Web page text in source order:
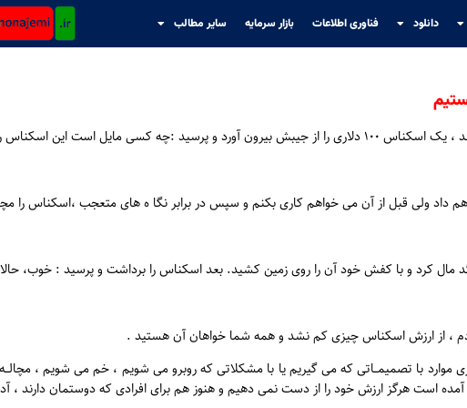
دانلود فناوری اطلاعات بازار سرمایه سایر مطالب
این اسکناس را داشته باشد ؟
داد ولی قبل از آن می خواهم کاری بکنم و سپس در برابر نگا ه های متعجب ،اسکناس را
لگد مال کرد و با کفش خود آن را روی زمین کشید. بعد اسکناس را برداشت و پرسید :
، از ارزش اسکناس چیزی کم نشد و همه شما خواهان آن هستید .
با تصمیمــاتی که می گیریم یا با مشکلاتی که روبرو می شویم ، خم می شویم ،
است هرگز ارزش خود را از دست نمی دهیم و هنوز هم برای افرادی که دوستمان دارند ،